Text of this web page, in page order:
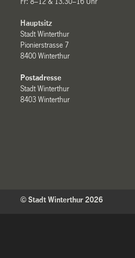
Hauptsitz
Stadt Winterthur
Pionierstrasse 7
8400 Winterthur
Postadresse
Stadt Winterthur
8403 Winterthur
© Stadt Winterthur 2026